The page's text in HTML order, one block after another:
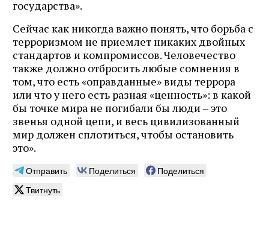
государства».
Сейчас как никогда важно понять, что борьба с
терроризмом не приемлет никаких двойных
стандартов и компромиссов. Человечество
также должно отбросить любые сомнения в
том, что есть «оправданные» виды террора
или что у него есть разная «ценность»: в какой
бы точке мира не погибали бы люди – это
звенья одной цепи, и весь цивилизованный
мир должен сплотиться, чтобы остановить
это».
Отправить Поделиться
Поделиться
Твитнуть